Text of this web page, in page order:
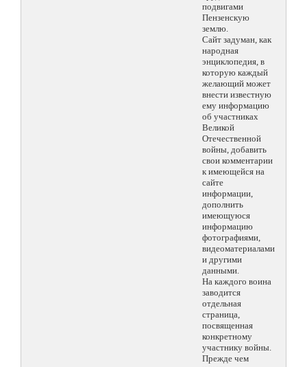
подвигами
Пензенскую
землю.
Сайт задуман, как
народная
энциклопедия, в
которую каждый
желающий может
внести известную
ему информацию
об участниках
Великой
Отечественной
войны, добавить
свои комментарии
к имеющейся на
сайте
информации,
дополнить
имеющуюся
информацию
фотографиями,
видеоматериалами
и другими
данными.
На каждого воина
заводится
отдельная
страница,
посвященная
конкретному
участнику войны.
Прежде чем